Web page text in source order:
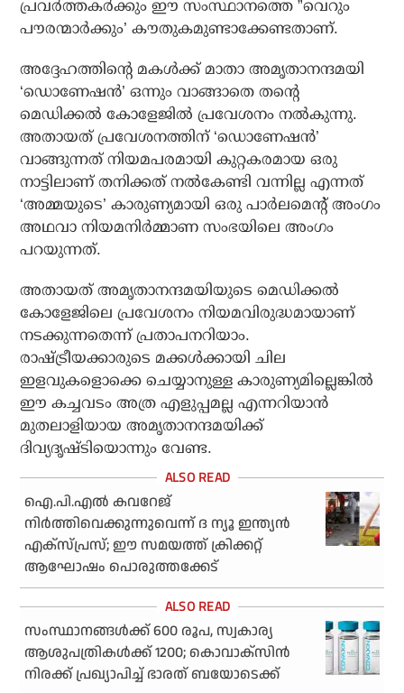
പ്രവര്‍ത്തകര്‍ക്കും ഈ സംസ്ഥാനത്തെ ”വെറും
പൗരന്മാര്‍ക്കും’ കൗതുകമുണ്ടാക്കേണ്ടതാണ്.
അദ്ദേഹത്തിന്റെ മകള്‍ക്ക് മാതാ അമൃതാനന്ദമയി
‘ഡൊണേഷന്‍’ ഒന്നും വാങ്ങാതെ തന്റെ
മെഡിക്കല്‍ കോളേജില്‍ പ്രവേശനം നല്‍കുന്നു.
അതായത് പ്രവേശനത്തിന് ‘ഡൊണേഷന്‍’
വാങ്ങുന്നത് നിയമപരമായി കുറ്റകരമായ ഒരു
നാട്ടിലാണ് തനിക്കത് നല്‍കേണ്ടി വന്നില്ല എന്നത്
‘അമ്മയുടെ’ കാരുണ്യമായി ഒരു പാര്‍ലമെന്റ് അംഗം
അഥവാ നിയമനിര്‍മ്മാണ സംഭയിലെ അംഗം
പറയുന്നത്.
അതായത് അമൃതാനന്ദമയിയുടെ മെഡിക്കല്‍
കോളേജിലെ പ്രവേശനം നിയമവിരുദ്ധമായാണ്
നടക്കുന്നതെന്ന് പ്രതാപനറിയാം.
രാഷ്ട്രീയക്കാരുടെ മക്കള്‍ക്കായി ചില
ഇളവുകളൊക്കെ ചെയ്യാനുള്ള കാരുണ്യമില്ലെങ്കില്‍
ഈ കച്ചവടം അത്ര എളുപ്പമല്ല എന്നറിയാന്‍
മുതലാളിയായ അമൃതാനന്ദമയിക്ക്
ദിവ്യദൃഷ്ടിയൊന്നും വേണ്ട.
ഐ.പി.എല്‍ കവറേജ്
നിര്‍ത്തിവെക്കുന്നുവെന്ന് ദ ന്യൂ ഇന്ത്യന്‍
എക്‌സ്പ്രസ്; ഈ സമയത്ത് ക്രിക്കറ്റ്
ആഘോഷം പൊരുത്തക്കേട്
സംസ്ഥാനങ്ങള്‍ക്ക് 600 രൂപ, സ്വകാര്യ
ആശുപത്രികള്‍ക്ക് 1200; കൊവാക്‌സിന്‍
നിരക്ക് പ്രഖ്യാപിച്ച് ഭാരത് ബയോടെക്ക്